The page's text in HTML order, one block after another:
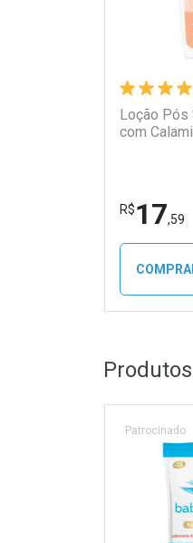
Ativar
Por R$
Por R$
Loção Pós
com
R$17,59
Por
Patrocinado